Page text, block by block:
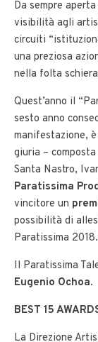
Da sempre
visibilità agli
circuiti
una preziosa
nella folta
Quest’anno il
sesto anno
manifestazione,
giuria –
Santa Nastro,
Paratissima
vincitore un
possibilità di
Paratissima 2018.
Il Paratissima
Eugenio Ochoa.
BEST 15
La Direzione